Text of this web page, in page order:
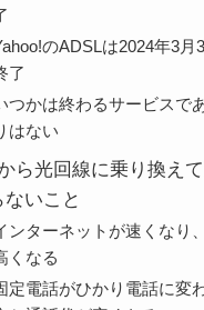
のADSLは2024年3月
了
つかは終わるサービスで
はない
ら光回線に乗り換え
いこと
ンターネットが速くなり
くなる
定電話がひかり電話に変